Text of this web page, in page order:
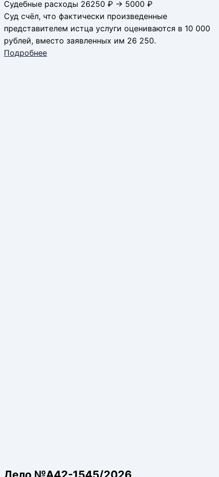
Судебные расходы 26250 ₽ → 5000 ₽
Суд счёл, что фактически произведенные
представителем истца услуги оцениваются в 10 000
рублей, вместо заявленных им 26 250.
Подробнее